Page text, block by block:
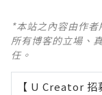
*本站之內容由作
所有博客的立場、
任。
【 U Creator 招